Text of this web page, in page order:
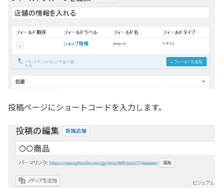
投稿ページにショートコードを入力します。